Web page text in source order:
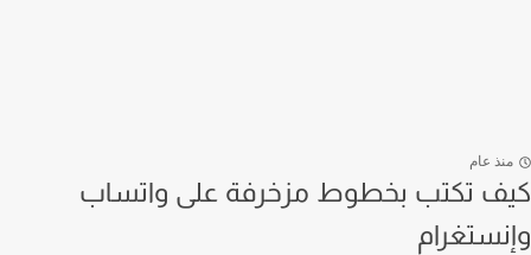
منذ عام
كيف تكتب بخطوط مزخرفة على واتساب
وإنستغرام